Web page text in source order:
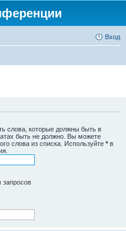
Вход
слова, которые должны быть в
быть не должно. Вы можете
слова из списка. Используйте * в
запросов